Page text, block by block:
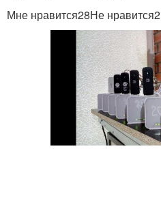
Мне нравится28Не нравится2